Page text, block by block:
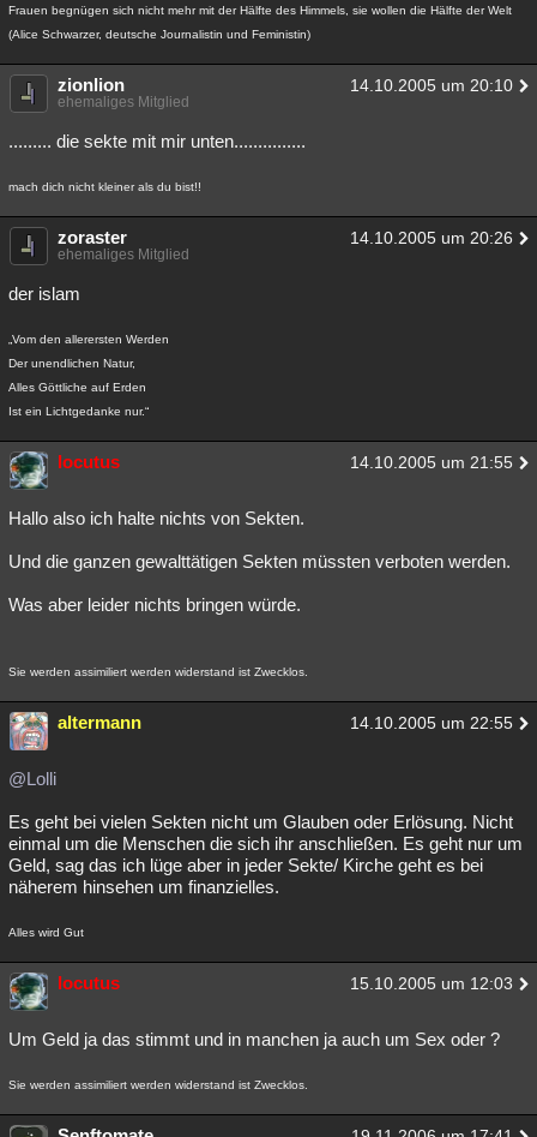
Frauen begnügen sich nicht mehr mit der Hälfte des Himmels, sie wollen die Hälfte der Welt
(Alice Schwarzer, deutsche Journalistin und Feministin)
zionlion 14.10.2005 um 20:10
ehemaliges Mitglied
......... die sekte mit mir unten...............
mach dich nicht kleiner als du bist!!
zoraster 14.10.2005 um 20:26
ehemaliges Mitglied
der islam
„Vom den allerersten Werden
Der unendlichen Natur,
Alles Göttliche auf Erden
Ist ein Lichtgedanke nur.“
locutus 14.10.2005 um 21:55
Hallo also ich halte nichts von Sekten.
Und die ganzen gewalttätigen Sekten müssten verboten werden.
Was aber leider nichts bringen würde.
Sie werden assimiliert werden widerstand ist Zwecklos.
altermann 14.10.2005 um 22:55
@Lolli
Es geht bei vielen Sekten nicht um Glauben oder Erlösung. Nicht
einmal um die Menschen die sich ihr anschließen. Es geht nur um
Geld, sag das ich lüge aber in jeder Sekte/ Kirche geht es bei
näherem hinsehen um finanzielles.
Alles wird Gut
locutus 15.10.2005 um 12:03
Um Geld ja das stimmt und in manchen ja auch um Sex oder ?
Sie werden assimiliert werden widerstand ist Zwecklos.